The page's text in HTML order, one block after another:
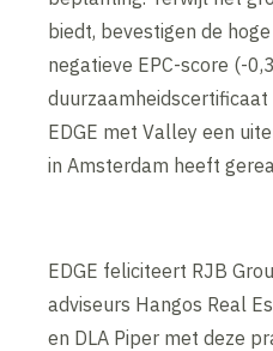
biedt, bevestigen de
negatieve EPC-score (-
EDGE met Valley een
in Amsterdam heeft
EDGE feliciteert RJB
adviseurs Hangos Real
en DLA Piper met deze